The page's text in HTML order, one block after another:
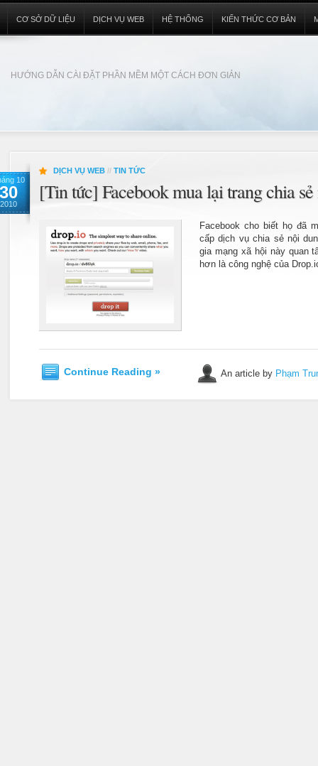
HƯỚNG DẪN CÀI ĐẶT PHẦN MỀM MỘT CÁCH ĐƠN GIẢN
CƠ SỞ DỮ LIỆU DỊCH VỤ WEB HỆ THỐNG KIẾN THỨC CƠ BẢN
10
30
2010
DỊCH VỤ WEB // TIN TỨC
[Tin tức] Facebook mua lại trang chia
Facebook cho biết họ đã
cấp dịch vụ chia sẻ nội
gia mạng xã hội này quan
hơn là công nghệ của
Continue Reading » An article by Phạm